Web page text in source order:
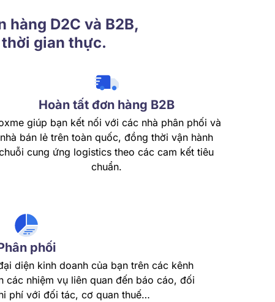
D2C và B2B,
gian thực.
Hoàn tất đơn hàng B2B
giúp bạn kết nối với các nhà phân phối và
nhà bán lẻ trên toàn quốc, đồng thời vận hành
cung ứng logistics theo các cam kết tiêu
chuẩn.
phối
diện kinh doanh của bạn trên các kênh
các nhiệm vụ liên quan đến báo cáo, đối
phí với đối tác, cơ quan thuế…